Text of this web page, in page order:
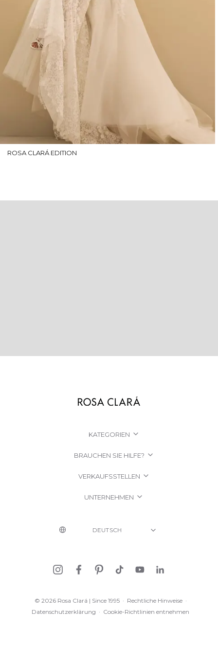
ROSA CLARÁ EDITION
KATEGORIEN
BRAUCHEN SIE HILFE?
VERKAUFSSTELLEN
UNTERNEHMEN
© 2026 Rosa Clará | Since 1995 · Rechtliche Hinweise ·
Datenschutzerklärung · Cookie-Richtlinien entnehmen